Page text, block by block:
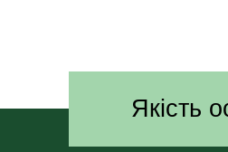
Якість